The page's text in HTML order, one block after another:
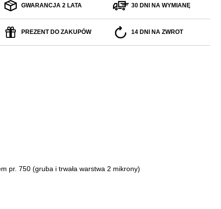
GWARANCJA 2 LATA 30 DNI NA WYMIANĘ
PREZENT DO ZAKUPÓW 14 DNI NA ZWROT
pr. 750 (gruba i trwała warstwa 2 mikrony)